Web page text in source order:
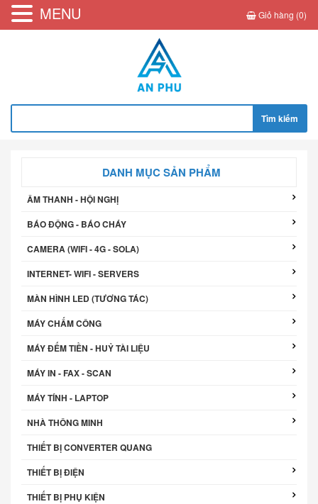
MENU Giỏ hàng (0)
DANH MỤC SẢN PHẨM
ÂM THANH - HỘI NGHỊ
BÁO ĐỘNG - BÁO CHÁY
CAMERA (WIFI - 4G - SOLA)
INTERNET- WIFI - SERVERS
MÀN HÌNH LED (TƯƠNG TÁC)
MÁY CHẤM CÔNG
MÁY ĐẾM TIỀN - HUỶ TÀI LIỆU
MÁY IN - FAX - SCAN
MÁY TÍNH - LAPTOP
NHÀ THÔNG MINH
THIẾT BỊ CONVERTER QUANG
THIẾT BỊ ĐIỆN
THIẾT BỊ PHỤ KIỆN